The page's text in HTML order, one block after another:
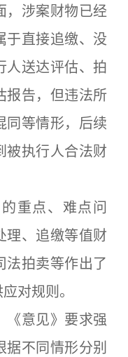
，涉案财物已经
于直接追缴、没
人送达评估、拍
报告，但违法所
同等情形，后续
被执行人合法财
重点、难点问
理、追缴等值财
法拍卖等作出了
对规则。
意见》要求强
不同情形分别